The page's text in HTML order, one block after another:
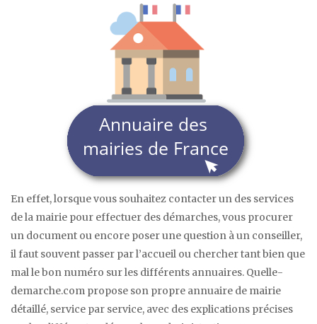
En effet, lorsque vous souhaitez contacter un des services
de la mairie pour effectuer des démarches, vous procurer
un document ou encore poser une question à un conseiller,
il faut souvent passer par l’accueil ou chercher tant bien que
mal le bon numéro sur les différents annuaires. Quelle-
demarche.com propose son propre annuaire de mairie
détaillé, service par service, avec des explications précises